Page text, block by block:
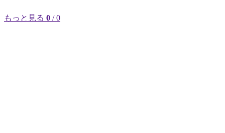
もっと見る 0 / 0